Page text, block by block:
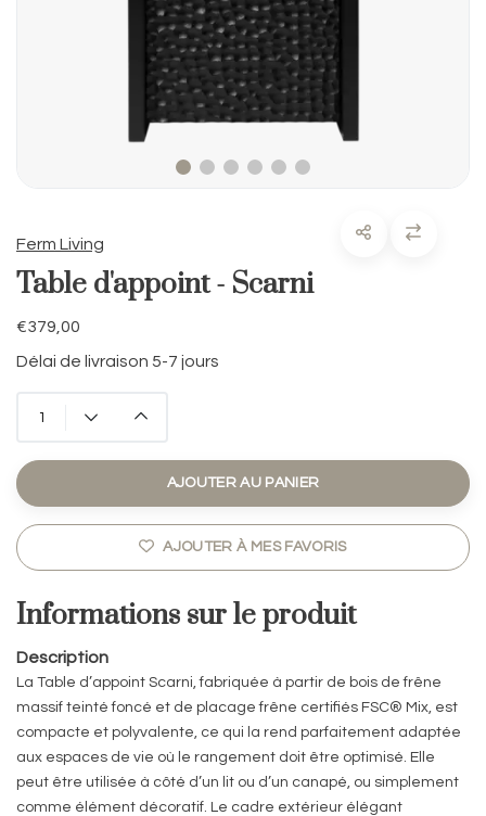
Ferm Living
Table d'appoint - Scarni
€379,00
Délai de livraison 5-7 jours
AJOUTER AU PANIER
AJOUTER À MES FAVORIS
Informations sur le produit
Description
La Table d’appoint Scarni, fabriquée à partir de bois de frêne
massif teinté foncé et de placage frêne certifiés FSC® Mix, est
compacte et polyvalente, ce qui la rend parfaitement adaptée
aux espaces de vie où le rangement doit être optimisé. Elle
peut être utilisée à côté d’un lit ou d’un canapé, ou simplement
comme élément décoratif. Le cadre extérieur élégant